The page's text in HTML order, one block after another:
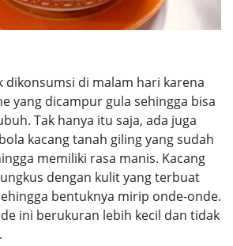
dikonsumsi di malam hari karena
yang dicampur gula sehingga bisa
Tak hanya itu saja, ada juga
kacang tanah giling yang sudah
memiliki rasa manis. Kacang
dengan kulit yang terbuat
bentuknya mirip onde-onde.
ini berukuran lebih kecil dan tidak